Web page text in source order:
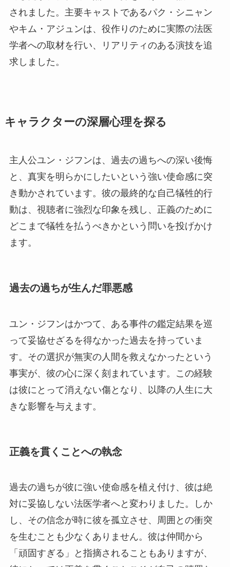
されました。主要キャストであるパク・シニャン
やキム・アジュンは、役作りのために実際の法医
学者への取材を行い、リアリティのある演技を追
求しました。
キャラクターの深層心理を探る
主人公ユン・ジフンは、過去の過ちへの深い後悔
と、真実を明らかにしたいという強い使命感に突
き動かされています。彼の最終的な自己犠牲的行
動は、視聴者に強烈な印象を残し、正義のために
どこまで犠牲を払うべきかという問いを投げかけ
ます。
過去の過ちが生んだ罪悪感
ユン・ジフンはかつて、ある事件の鑑定結果を巡
って妥協せざるを得なかった過去を持っていま
す。その選択が無実の人間を救えなかったという
事実が、彼の心に深く刻まれています。この経験
は彼にとって消えない傷となり、以降の人生に大
きな影響を与えます。
正義を貫くことへの執念
過去の過ちが彼に強い使命感を植え付け、彼は絶
対に妥協しない法医学者へと変わりました。しか
し、その信念が時に彼を孤立させ、周囲との衝突
を生むことも少なくありません。彼は仲間から
「頑固すぎる」と指摘されることもありますが、